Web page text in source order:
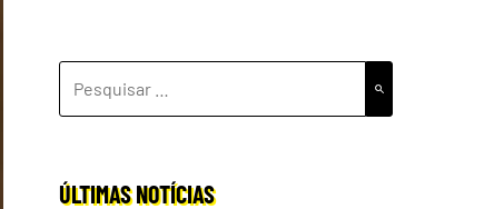
POR:
ÚLTIMAS NOTÍCIAS